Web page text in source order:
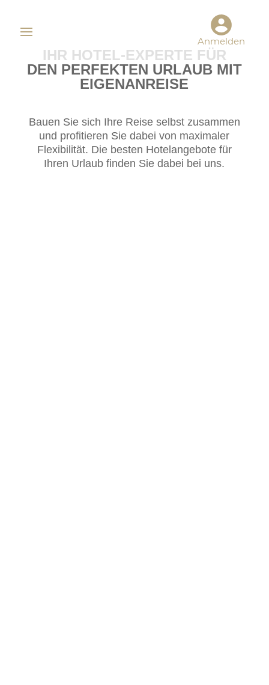
Anmelden
IHR HOTEL-EXPERTE FÜR
DEN PERFEKTEN URLAUB MIT
EIGENANREISE
Bauen Sie sich Ihre Reise selbst zusammen
und profitieren Sie dabei von maximaler
Flexibilität. Die besten Hotelangebote für
Ihren Urlaub finden Sie dabei bei uns.